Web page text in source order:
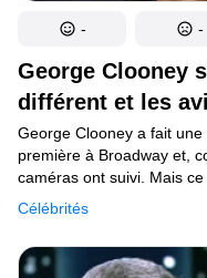
George Clooney
différent et les
Célébrités
George Clooney a fait
première à Broadway et,
caméras ont suivi. Mais
le changement subtil de
cheveux.Ils étaient plus
ressemblait à Clooney,
peu trop différent. Assez
- -